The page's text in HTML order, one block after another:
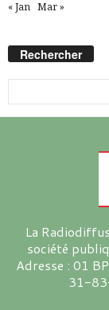
« Jan Mar »
Rechercher
La
société
Adresse : 01
31-